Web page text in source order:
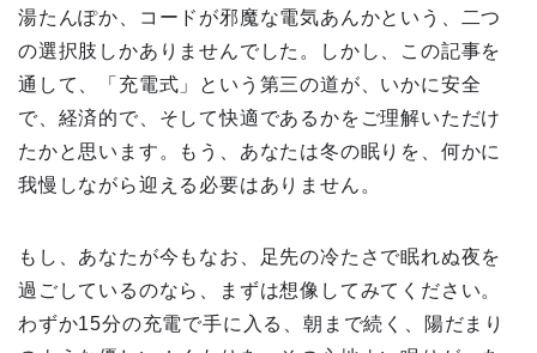
湯たんぽか、コードが邪魔な電気あんかという、二つ
の選択肢しかありませんでした。しかし、この記事を
通して、「充電式」という第三の道が、いかに安全
で、経済的で、そして快適であるかをご理解いただけ
たかと思います。もう、あなたは冬の眠りを、何かに
我慢しながら迎える必要はありません。
もし、あなたが今もなお、足先の冷たさで眠れぬ夜を
過ごしているのなら、まずは想像してみてください。
わずか15分の充電で手に入る、朝まで続く、陽だまり